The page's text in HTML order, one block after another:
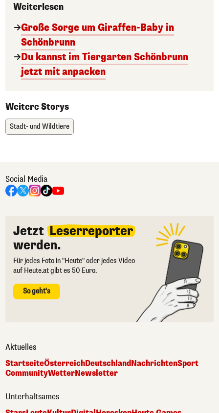
Weiterlesen
Große Sorge um Giraffen-Baby in
Schönbrunn
Du kannst im Tiergarten Schönbrunn
jetzt mit anpacken
Weitere Storys
Stadt- und Wildtiere
Social Media
Jetzt Leserreporter
werden.
Für jedes Foto in "Heute" oder jedes Video
auf Heute.at gibt es 50 Euro.
So geht's
Aktuelles
StartseiteÖsterreichDeutschlandNachrichtenSport
CommunityWetterNewsletter
Unterhaltsames